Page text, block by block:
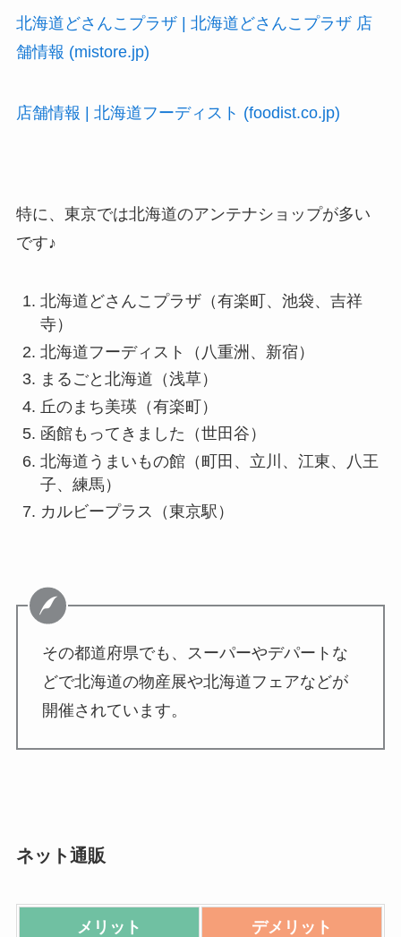
北海道どさんこプラザ | 北海道どさんこプラザ 店
舗情報 (mistore.jp)
店舗情報 | 北海道フーディスト (foodist.co.jp)
特に、東京では北海道のアンテナショップが多い
です♪
北海道どさんこプラザ（有楽町、池袋、吉祥
寺）
北海道フーディスト（八重洲、新宿）
まるごと北海道（浅草）
丘のまち美瑛（有楽町）
函館もってきました（世田谷）
北海道うまいもの館（町田、立川、江東、八王
子、練馬）
カルビープラス（東京駅）
その都道府県でも、スーパーやデパートな
どで北海道の物産展や北海道フェアなどが
開催されています。
ネット通販
メリット デメリット